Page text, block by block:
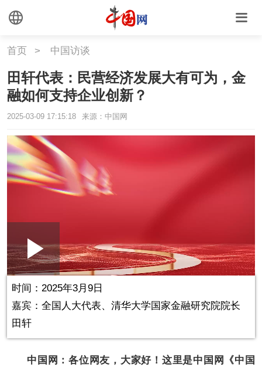
首页 > 中国访谈
田轩代表：民营经济发展大有可为，金
融如何支持企业创新？
2025-03-09 17:15:18 来源：中国网
Play
Video
Play Mute
Loaded
Picture-
in-
Picture
0:00/--:--
时间：2025年3月9日
嘉宾：全国人大代表、清华大学国家金融研究院院长
田轩
中国网：各位网友，大家好！这里是中国网《中国